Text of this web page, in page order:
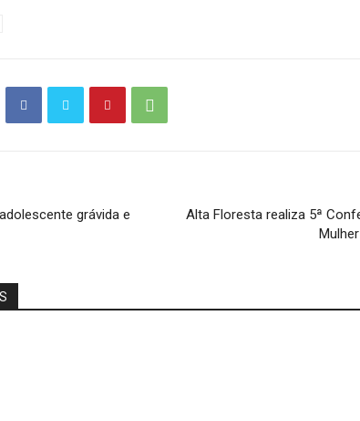
grávida e
Alta Floresta realiza 5ª